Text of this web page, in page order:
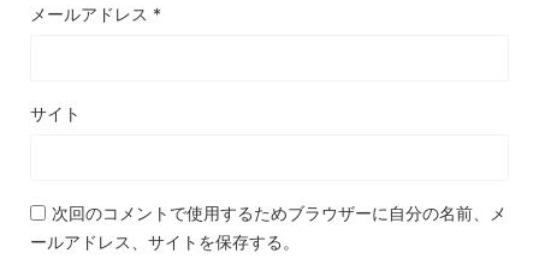
メールアドレス *
サイト
次回のコメントで使用するためブラウザーに自分の名前、メ
ールアドレス、サイトを保存する。